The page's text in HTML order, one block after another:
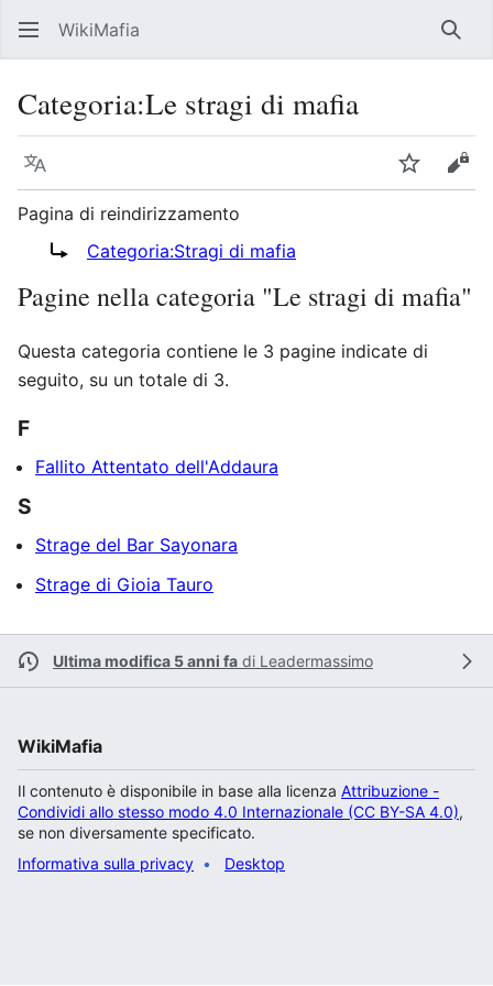
WikiMafia
Categoria:Le stragi di mafia
Lingua Segui
Pagina di reindirizzamento
Reindirizza a:Categoria:Stragi di mafia
Pagine nella categoria "Le stragi di mafia"
Questa categoria contiene le 3 pagine indicate di
seguito, su un totale di 3.
F
Fallito Attentato dell'Addaura
S
Strage del Bar Sayonara
Strage di Gioia Tauro
Ultima modifica 5 anni fa di Leadermassimo
WikiMafia
Il contenuto è disponibile in base alla licenza Attribuzione -
Condividi allo stesso modo 4.0 Internazionale (CC BY-SA 4.0),
se non diversamente specificato.
Informativa sulla privacy
Desktop